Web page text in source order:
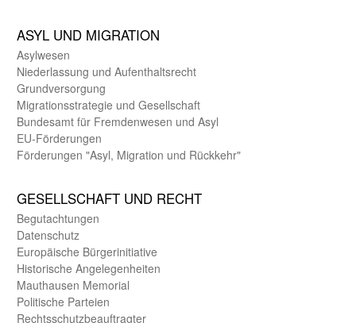
ASYL UND MIGRA­TION
Asyl­wesen
Nieder­lassung und Aufent­halts­recht
Grund­versorgung
Migrations­strategie und Gesell­schaft
Bundes­amt für Fremden­wesen und Asyl
EU-Förde­rungen
Förderungen "Asyl, Migration und Rückkehr"
GE­SELL­SCHAFT UND RECHT
Begut­achtungen
Daten­schutz
Europäische Bürger­initiative
Historische Angelegen­heiten
Mauthausen Memorial
Politische Parteien
Rechts­schutz­beauftragter